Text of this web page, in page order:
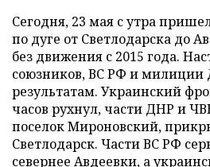
Сегодня, 23 мая с утра
по дуге от Светлодарска до
без движения с 2015 года.
союзников, ВС РФ и милиции
результатам. Украинский
часов рухнул, части ДНР и
поселок Мироновский,
Светлодарск. Части ВС РФ
севернее Авдеевки, а